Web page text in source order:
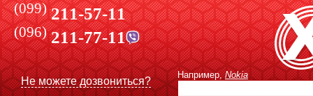
(099) 211-57-11
(096)211-77-11
Не можете дозвониться?
Например, Nokia